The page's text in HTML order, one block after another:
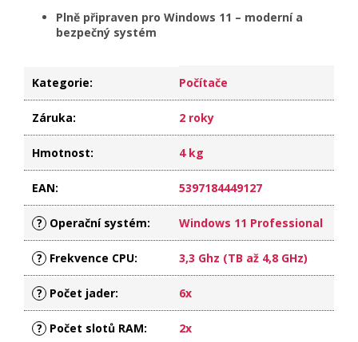
Plně připraven pro Windows 11 – moderní a
bezpečný systém
Kategorie: Počítače
Záruka: 2 roky
Hmotnost: 4 kg
EAN: 5397184449127
? Operační systém: Windows 11 Professional
? Frekvence CPU: 3,3 Ghz (TB až 4,8 GHz)
? Počet jader: 6x
? Počet slotů RAM: 2x